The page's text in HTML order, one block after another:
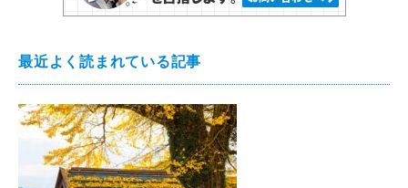
最近よく読まれている記事